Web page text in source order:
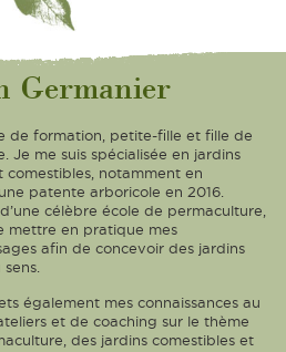
Germanier
de formation, petite-fille et fille de
Je me suis spécialisée en jardins
comestibles, notamment en
patente arboricole en 2016.
célèbre école de permaculture,
mettre en pratique mes
afin de concevoir des jardins
également mes connaissances au
et de coaching sur le thème
des jardins comestibles et